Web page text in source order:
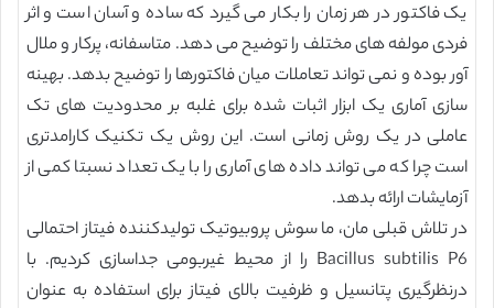
یک فاکتور در هر زمان را بکار می گیرد که ساده و آسان است و اثر
فردی مولفه های مختلف را توضیح می دهد. متاسفانه، پرکار و ملال
آور بوده و نمی تواند تعاملات میان فاکتورها را توضیح بدهد. بهینه
سازی آماری یک ابزار اثبات شده برای غلبه بر محدودیت های تک
عاملی در یک روش زمانی است. این روش یک تکنیک کارامدتری
است چرا که می تواند داده های آماری را با یک تعداد نسبتا کمی از
آزمایشات ارائه بدهد.
در تلاش قبلی مان، ما سوش پروبیوتیک تولیدکننده فیتاز احتمالی
Bacillus subtilis P6 را از محیط غیربومی جداسازی کردیم. با
درنظرگیری پتانسیل و ظرفیت بالای فیتاز برای استفاده به عنوان